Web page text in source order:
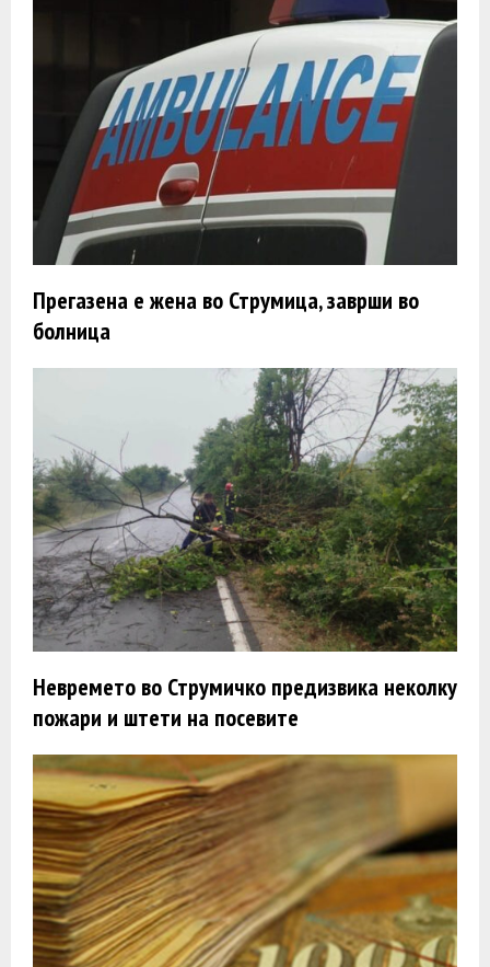
Прегазена е жена во Струмица, заврши во
болница
Невремето во Струмичко предизвика неколку
пожари и штети на посевите